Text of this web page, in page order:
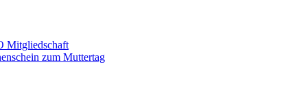
Mitgliedschaft
zum Muttertag